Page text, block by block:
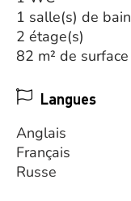
1 salle(s) de bain
2 étage(s)
82 m² de surface
Langues
Anglais
Français
Russe